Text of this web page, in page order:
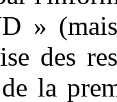
»
des
la